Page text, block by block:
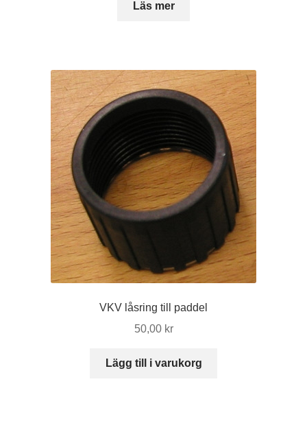
Läs mer
VKV låsring till paddel
50,00 kr
Lägg till i varukorg